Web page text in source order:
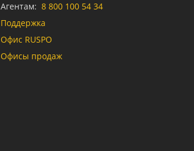
Агентам: 8 800 100 54 34
Поддержка
Офис RUSPO
Офисы продаж